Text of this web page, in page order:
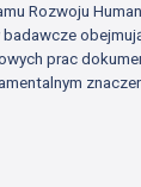
Rozwoju
prac